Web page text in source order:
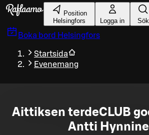
Gå till huvudinnehållet
Position
Helsingfors
Logga in Sök
Boka bord Helsingfors
Startsida
Evenemang
Aittiksen terdeCLUB
Antti